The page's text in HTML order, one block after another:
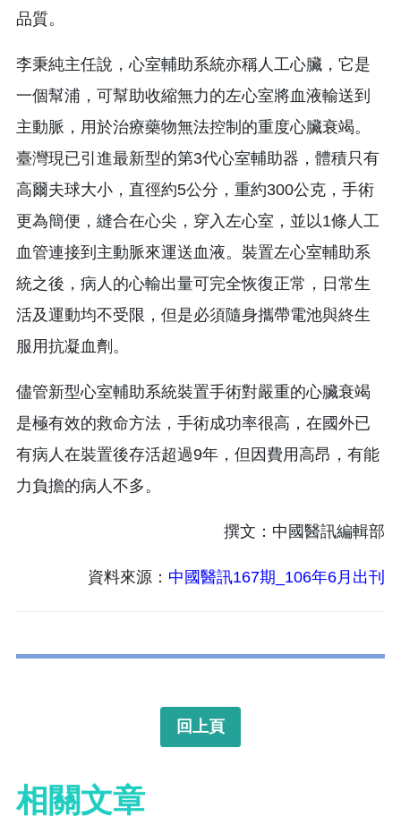
品質。
李秉純主任說，心室輔助系統亦稱人工心臟，它是
一個幫浦，可幫助收縮無力的左心室將血液輸送到
主動脈，用於治療藥物無法控制的重度心臟衰竭。
臺灣現已引進最新型的第3代心室輔助器，體積只有
高爾夫球大小，直徑約5公分，重約300公克，手術
更為簡便，縫合在心尖，穿入左心室，並以1條人工
血管連接到主動脈來運送血液。裝置左心室輔助系
統之後，病人的心輸出量可完全恢復正常，日常生
活及運動均不受限，但是必須隨身攜帶電池與終生
服用抗凝血劑。
儘管新型心室輔助系統裝置手術對嚴重的心臟衰竭
是極有效的救命方法，手術成功率很高，在國外已
有病人在裝置後存活超過9年，但因費用高昂，有能
力負擔的病人不多。
撰文：中國醫訊編輯部
資料來源： 中國醫訊167期_106年6月出刊
回上頁
相關文章